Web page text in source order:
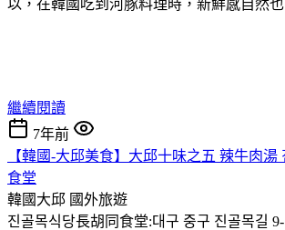
以，在韓國吃到河豚料理時，新鮮感自然也
繼續閱讀
7年前
【韓國-大邱美食】大邱十味之五 辣牛肉湯
食堂
韓國大邱 國外旅遊
진골목식당長胡同食堂:대구 중구 진골목길